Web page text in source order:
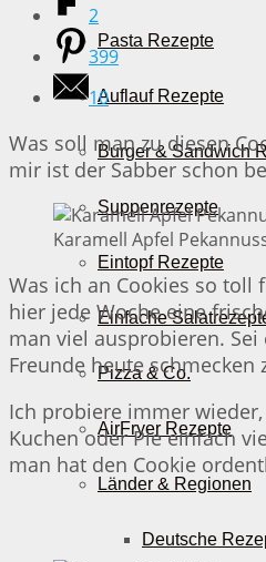
Pasta Rezepte
Auflauf Rezepte
Burger & Sandwich
Suppenrezepte
Eintopf Rezepte
Einfache
Pizza & Co.
AirFryer Rezepte
Länder & Regionen
Deutsche
2
399
10
Was soll man zu diesen
mir ist der Sabber schon
⁣⁣Karamell Apfel
Was ich an Cookies so toll
hier jede Woche eine
man viel ausprobieren.
Freunde heute
Ich probiere immer
Kuchen oder Pie einfach
man hat den Cookie